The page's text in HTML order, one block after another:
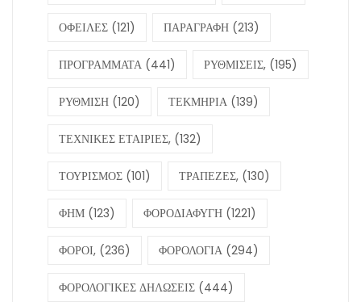
ΟΦΕΙΛΕΣ (121) ΠΑΡΑΓΡΑΦΗ (213)
ΠΡΟΓΡΑΜΜΑΤΑ (441) ΡΥΘΜΙΣΕΙΣ, (195)
ΡΥΘΜΙΣΗ (120) ΤΕΚΜΗΡΙΑ (139)
ΤΕΧΝΙΚΕΣ ΕΤΑΙΡΙΕΣ, (132)
ΤΟΥΡΙΣΜΟΣ (101) ΤΡΑΠΕΖΕΣ, (130)
ΦΗΜ (123) ΦΟΡΟΔΙΑΦΥΓΗ (1221)
ΦΟΡΟΙ, (236) ΦΟΡΟΛΟΓΙΑ (294)
ΦΟΡΟΛΟΓΙΚΕΣ ΔΗΛΩΣΕΙΣ (444)